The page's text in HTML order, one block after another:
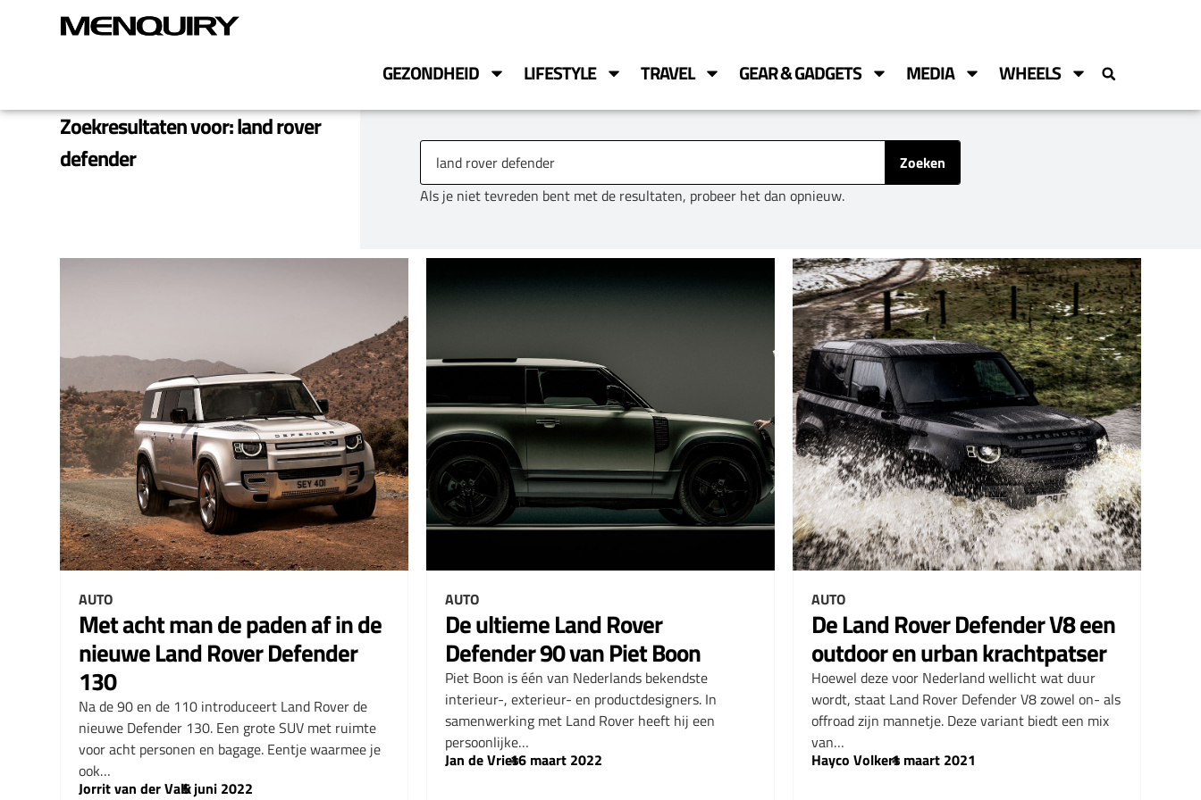
GEZONDHEID LIFESTYLE TRAVEL GEAR & GADGETS MEDIA WHEELS
Zoekresultaten voor: land rover
defender
Zoeken
Als je niet tevreden bent met de resultaten, probeer het dan opnieuw.
AUTO
Met acht man de paden af in de
nieuwe Land Rover Defender
130
Na de 90 en de 110 introduceert Land Rover de
nieuwe Defender 130. Een grote SUV met ruimte
voor acht personen en bagage. Eentje waarmee je
ook…
Jorrit van der Valk
–
5 juni 2022
AUTO
De ultieme Land Rover
Defender 90 van Piet Boon
Piet Boon is één van Nederlands bekendste
interieur-, exterieur- en productdesigners. In
samenwerking met Land Rover heeft hij een
persoonlijke…
Jan de Vries
–
16 maart 2022
AUTO
De Land Rover Defender V8 een
outdoor en urban krachtpatser
Hoewel deze voor Nederland wellicht wat duur
wordt, staat Land Rover Defender V8 zowel on- als
offroad zijn mannetje. Deze variant biedt een mix
van…
Hayco Volkers
–
1 maart 2021